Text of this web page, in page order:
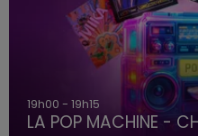
19h00 - 19h15
LA POP MACHINE -